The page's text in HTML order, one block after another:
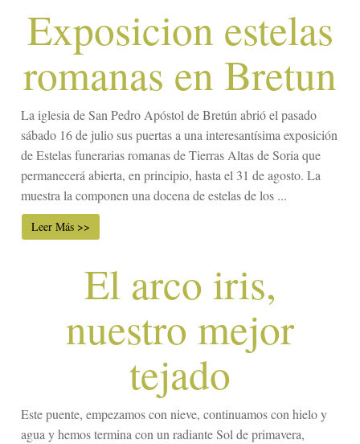
Exposicion estelas
romanas en Bretun
La iglesia de San Pedro Apóstol de Bretún abrió el pasado
sábado 16 de julio sus puertas a una interesantísima exposición
de Estelas funerarias romanas de Tierras Altas de Soria que
permanecerá abierta, en principio, hasta el 31 de agosto. La
muestra la componen una docena de estelas de los ...
Leer Más >>
El arco iris,
nuestro mejor
tejado
Este puente, empezamos con nieve, continuamos con hielo y
agua y hemos termina con un radiante Sol de primavera,